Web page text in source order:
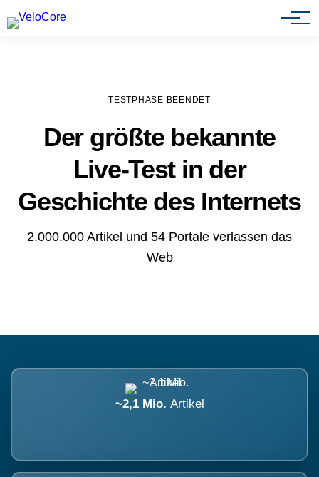
Agenturen & Webdesigner
TESTPHASE BEENDET
Der größte bekannte
Live-Test in der
Geschichte des Internets
2.000.000 Artikel und 54 Portale verlassen das
Web
~2,1 Mio. Artikel